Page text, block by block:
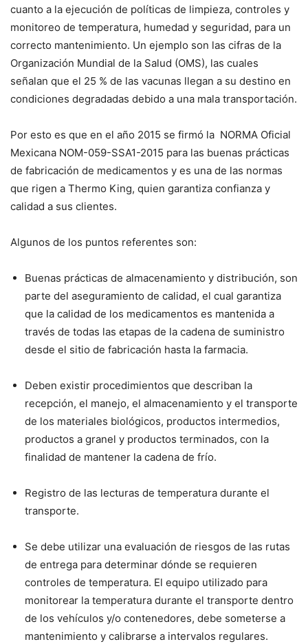
cuanto a la ejecución de políticas de limpieza, controles y
monitoreo de temperatura, humedad y seguridad, para un
correcto mantenimiento. Un ejemplo son las cifras de la
Organización Mundial de la Salud (OMS), las cuales
señalan que el 25 % de las vacunas llegan a su destino en
condiciones degradadas debido a una mala transportación.
Por esto es que en el año 2015 se firmó la NORMA Oficial
Mexicana NOM-059-SSA1-2015 para las buenas prácticas
de fabricación de medicamentos y es una de las normas
que rigen a Thermo King, quien garantiza confianza y
calidad a sus clientes.
Algunos de los puntos referentes son:
Buenas prácticas de almacenamiento y distribución, son
parte del aseguramiento de calidad, el cual garantiza
que la calidad de los medicamentos es mantenida a
través de todas las etapas de la cadena de suministro
desde el sitio de fabricación hasta la farmacia.
Deben existir procedimientos que describan la
recepción, el manejo, el almacenamiento y el transporte
de los materiales biológicos, productos intermedios,
productos a granel y productos terminados, con la
finalidad de mantener la cadena de frío.
Registro de las lecturas de temperatura durante el
transporte.
Se debe utilizar una evaluación de riesgos de las rutas
de entrega para determinar dónde se requieren
controles de temperatura. El equipo utilizado para
monitorear la temperatura durante el transporte dentro
de los vehículos y/o contenedores, debe someterse a
mantenimiento y calibrarse a intervalos regulares.